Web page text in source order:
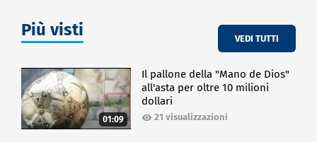
Più visti VEDI TUTTI
01:09
Il pallone della "Mano de Dios"
all'asta per oltre 10 milioni
dollari
21 visualizzazioni